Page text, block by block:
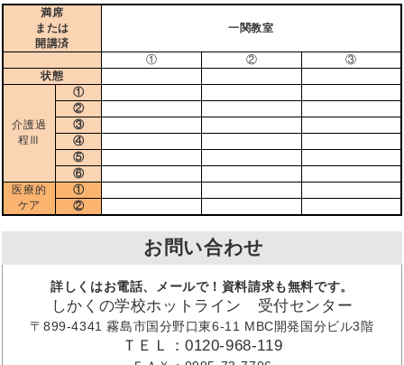
満席
または
開講済
一関教室
① ②
③
状態
介護過
程Ⅲ
①
②
③
④
⑤
⑥
医療的
ケア
①
②
お問い合わせ
詳しくはお電話、メールで！資料請求も無料です。
しかくの学校ホットライン 受付センター
〒899-4341 霧島市国分野口東6-11 MBC開発国分ビル3階
ＴＥＬ：0120-968-119